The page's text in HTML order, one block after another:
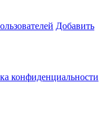
Добавить
конфиденциальности